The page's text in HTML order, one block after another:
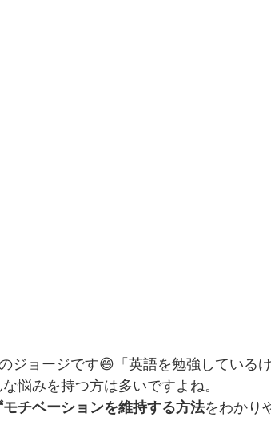
ジョージです😄「英語を勉強している
悩みを持つ方は多いですよね。
チベーションを維持する方法をわかり